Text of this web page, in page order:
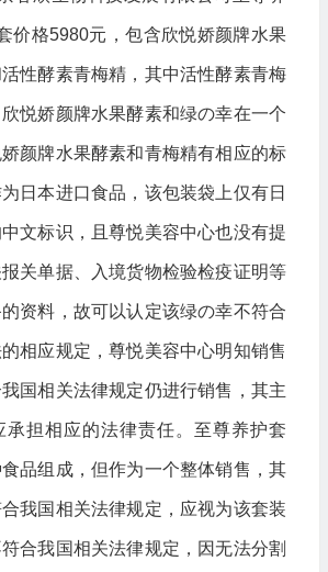
价格5980元，包含欣悦娇颜牌水果
性酵素青梅精，其中活性酵素青梅
悦娇颜牌水果酵素和绿の幸在一个
颜牌水果酵素和青梅精有相应的标
日本进口食品，该包装袋上仅有日
文标识，且尊悦美容中心也没有提
关单据、入境货物检验检疫证明等
资料，故可以认定该绿の幸不符合
相应规定，尊悦美容中心明知销售
国相关法律规定仍进行销售，其主
承担相应的法律责任。至尊养护套
食品组成，但作为一个整体销售，其
我国相关法律规定，应视为该套装
合我国相关法律规定，因无法分割